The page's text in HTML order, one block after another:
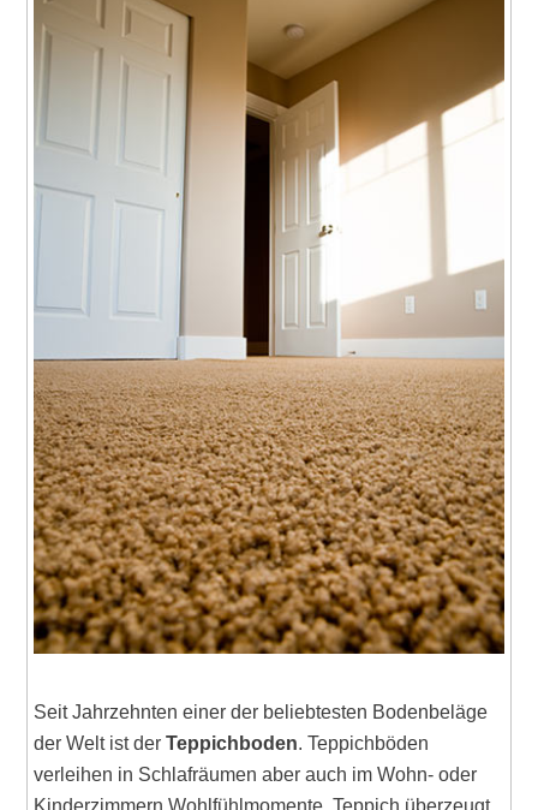
Seit Jahrzehnten einer der beliebtesten Bodenbeläge
der Welt ist derTeppichboden. Teppichböden
verleihen in Schlafräumen aber auch im Wohn- oder
Kinderzimmern Wohlfühlmomente. Teppich überzeugt